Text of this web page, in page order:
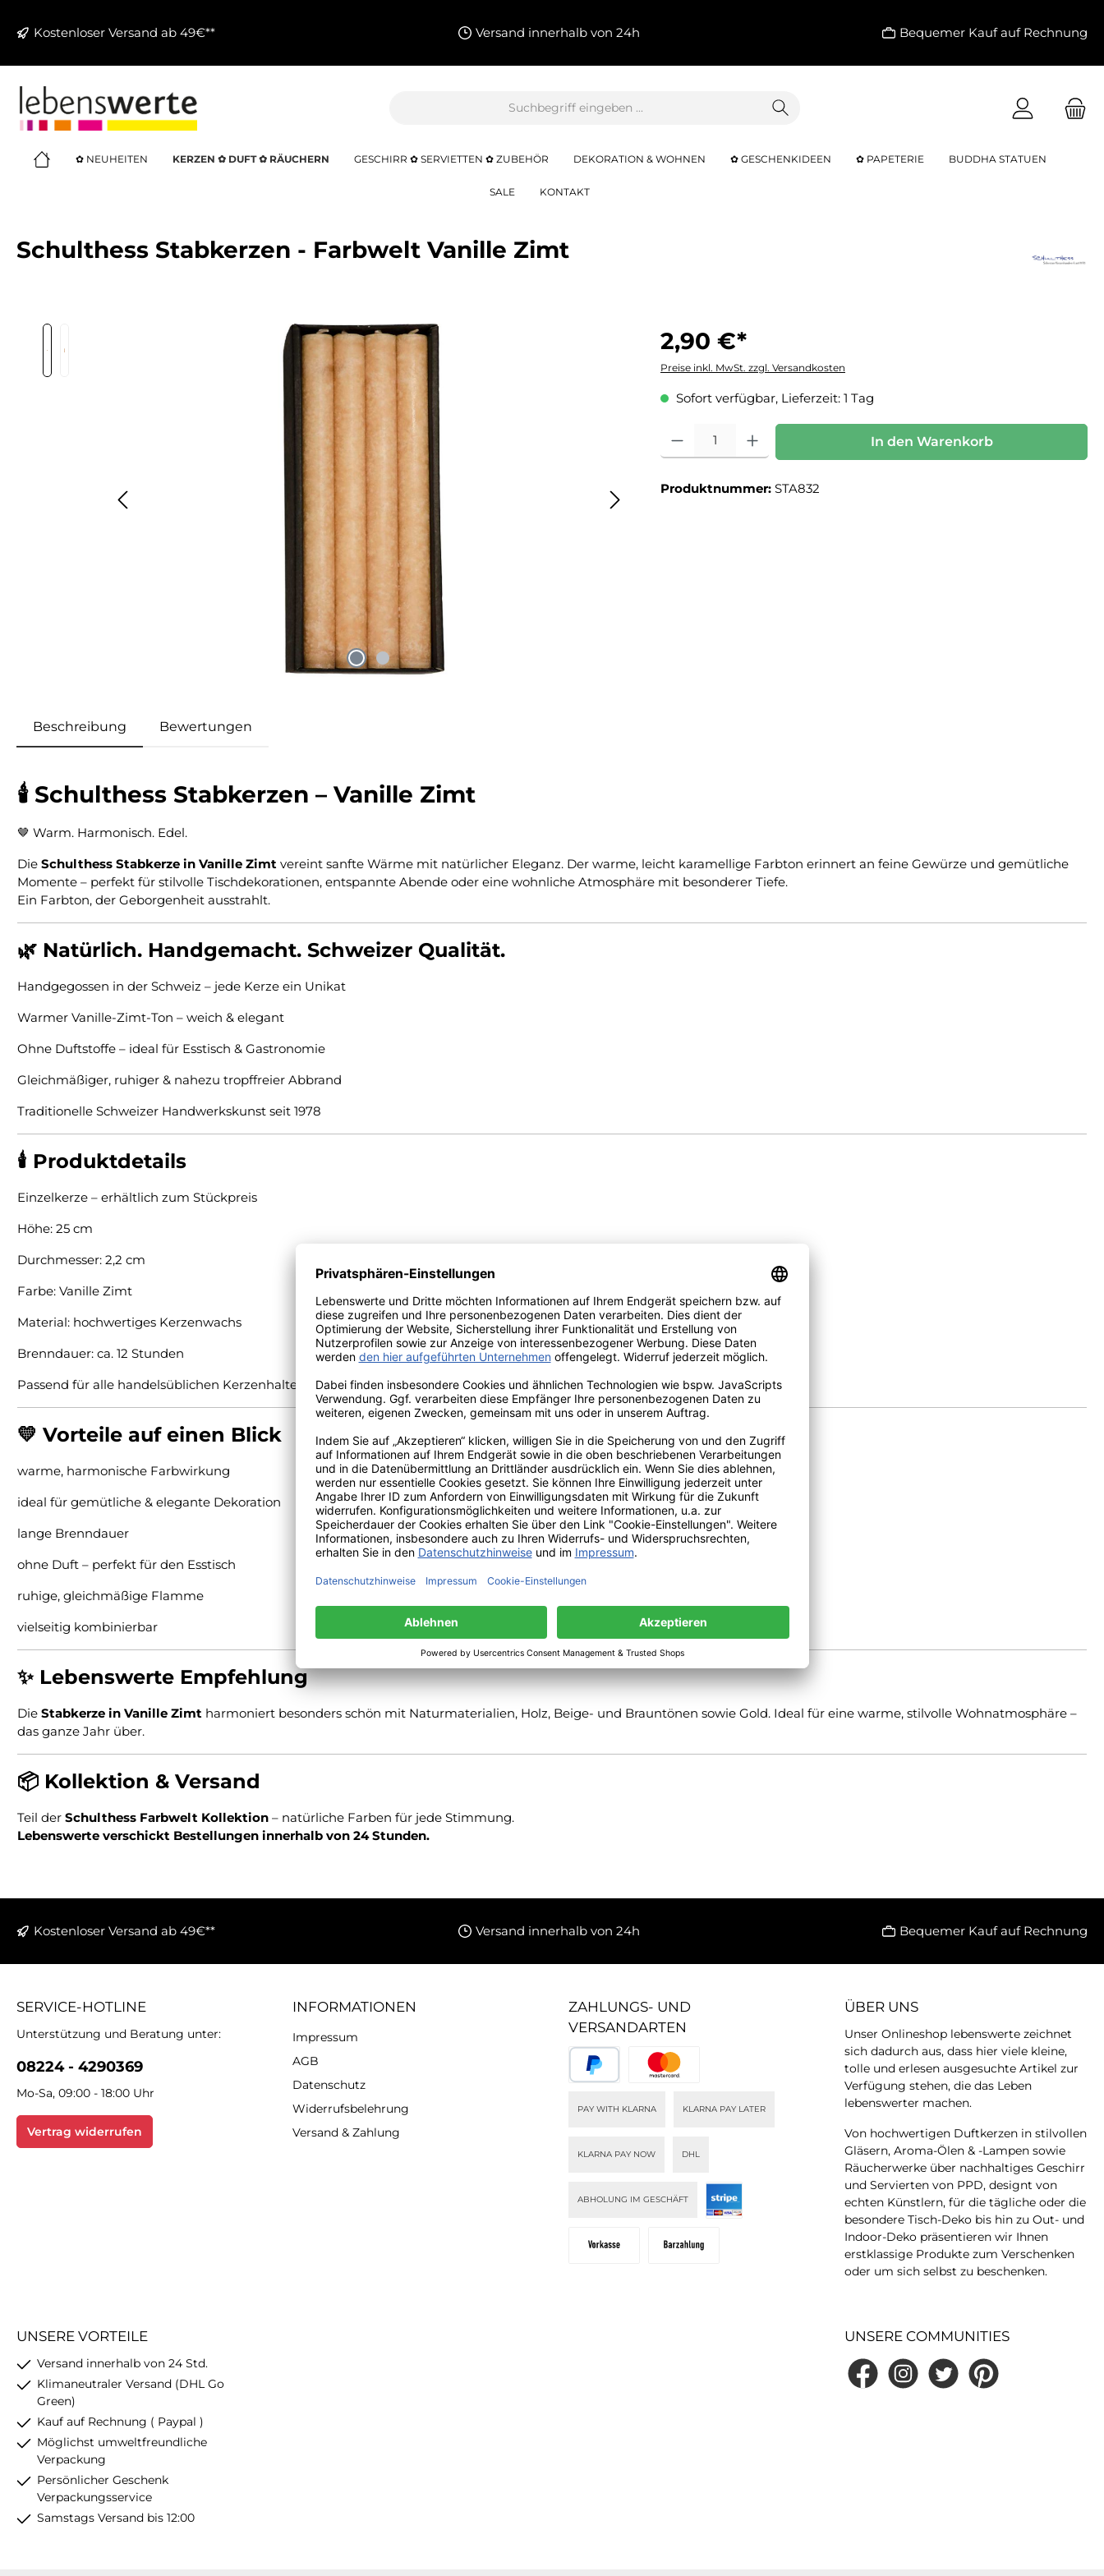
Kostenloser Versand ab 49€**
Versand innerhalb von 24h Bequemer Kauf auf Rechnung
✿ NEUHEITEN KERZEN ✿ DUFT ✿ RÄUCHERN GESCHIRR ✿ SERVIETTEN ✿ ZUBEHÖR DEKORATION & WOHNEN ✿ GESCHENKIDEEN ✿ PAPETERIE BUDDHA STATUEN
SALE KONTAKT
Schulthess Stabkerzen - Farbwelt Vanille Zimt
Bildergalerie überspringen 2,90 €*
Preise inkl. MwSt. zzgl. Versandkosten
Sofort verfügbar, Lieferzeit: 1 Tag
Produkt Anzahl: Gib den gewünschten Wert ein oder benutze die Schaltflächen um die
In den Warenkorb
Produktnummer: STA832
Beschreibung Bewertungen
🕯️ Schulthess Stabkerzen – Vanille Zimt
🤎 Warm. Harmonisch. Edel.
Die Schulthess Stabkerze in Vanille Zimt vereint sanfte Wärme mit natürlicher Eleganz. Der warme, leicht karamellige Farbton erinnert an feine Gewürze und gemütliche
Momente – perfekt für stilvolle Tischdekorationen, entspannte Abende oder eine wohnliche Atmosphäre mit besonderer Tiefe.
Ein Farbton, der Geborgenheit ausstrahlt.
🌿 Natürlich. Handgemacht. Schweizer Qualität.
Handgegossen in der Schweiz – jede Kerze ein Unikat
Warmer Vanille-Zimt-Ton – weich & elegant
Ohne Duftstoffe – ideal für Esstisch & Gastronomie
Gleichmäßiger, ruhiger & nahezu tropffreier Abbrand
Traditionelle Schweizer Handwerkskunst seit 1978
🕯️ Produktdetails
Einzelkerze – erhältlich zum Stückpreis
Höhe: 25 cm
Durchmesser: 2,2 cm
Farbe: Vanille Zimt
Material: hochwertiges Kerzenwachs
Brenndauer: ca. 12 Stunden
Passend für alle handelsüblichen Kerzenhalter
💛 Vorteile auf einen Blick
warme, harmonische Farbwirkung
ideal für gemütliche & elegante Dekoration
lange Brenndauer
ohne Duft – perfekt für den Esstisch
ruhige, gleichmäßige Flamme
vielseitig kombinierbar
✨ Lebenswerte Empfehlung
Die Stabkerze in Vanille Zimt harmoniert besonders schön mit Naturmaterialien, Holz, Beige- und Brauntönen sowie Gold. Ideal für eine warme, stilvolle Wohnatmosphäre –
das ganze Jahr über.
📦 Kollektion & Versand
Teil der Schulthess Farbwelt Kollektion – natürliche Farben für jede Stimmung.
Lebenswerte verschickt Bestellungen innerhalb von 24 Stunden.
Kostenloser Versand ab 49€** Versand innerhalb von 24h Bequemer Kauf auf Rechnung
SERVICE-HOTLINE
Unterstützung und Beratung unter:
08224 - 4290369
Mo-Sa, 09:00 - 18:00 Uhr
Vertrag widerrufen
INFORMATIONEN
Impressum
AGB
Datenschutz
Widerrufsbelehrung
Versand & Zahlung
ZAHLUNGS- UND
VERSANDARTEN
PAY WITH KLARNA KLARNA PAY LATER
KLARNA PAY NOW DHL
ABHOLUNG IM GESCHÄFT
ÜBER UNS
Unser Onlineshop lebenswerte zeichnet
sich dadurch aus, dass hier viele kleine,
tolle und erlesen ausgesuchte Artikel zur
Verfügung stehen, die das Leben
lebenswerter machen.
Von hochwertigen Duftkerzen in stilvollen
Gläsern, Aroma-Ölen & -Lampen sowie
Räucherwerke über nachhaltiges Geschirr
und Servierten von PPD, designt von
echten Künstlern, für die tägliche oder die
besondere Tisch-Deko bis hin zu Out- und
Indoor-Deko präsentieren wir Ihnen
erstklassige Produkte zum Verschenken
oder um sich selbst zu beschenken.
UNSERE VORTEILE
Versand innerhalb von 24 Std.
Klimaneutraler Versand (DHL Go
Green)
Kauf auf Rechnung ( Paypal )
Möglichst umweltfreundliche
Verpackung
Persönlicher Geschenk
Verpackungsservice
Samstags Versand bis 12:00
UNSERE COMMUNITIES
FacebookInstagramTwitter Pinterest